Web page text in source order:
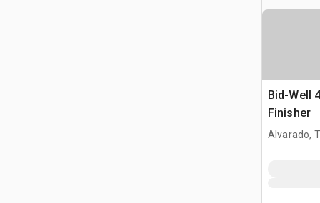
Bid-Well
Finisher
Alvarado,